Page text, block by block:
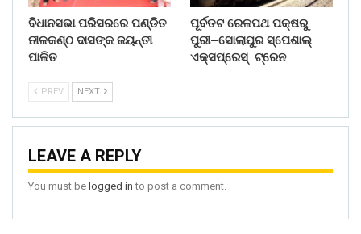
ବିଧାନସଭା ପରିସରରେ ପଣ୍ଡିତ
ନୀଳକଣ୍ଠ ଦାସଙ୍କ ଜୟନ୍ତୀ
ପାଳିତ
ପୂର୍ବତଟ ରେଳପଥ ପକ୍ଷରୁ
ପୁରୀ–ସୋଲାପୁର ସ୍ପେଶାଲ୍
ଏକ୍ସପ୍ରେସ୍ ଟ୍ରେନ
PREV NEXT
LEAVE A REPLY
You must be logged in to post a comment.